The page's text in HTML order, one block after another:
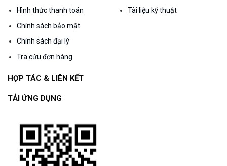
Hình thức thanh toán
Chính sách bảo mật
Chính sách đại lý
Tra cứu đơn hàng
Tài liệu kỹ thuật
HỢP TÁC & LIÊN KẾT
TẢI ỨNG DỤNG